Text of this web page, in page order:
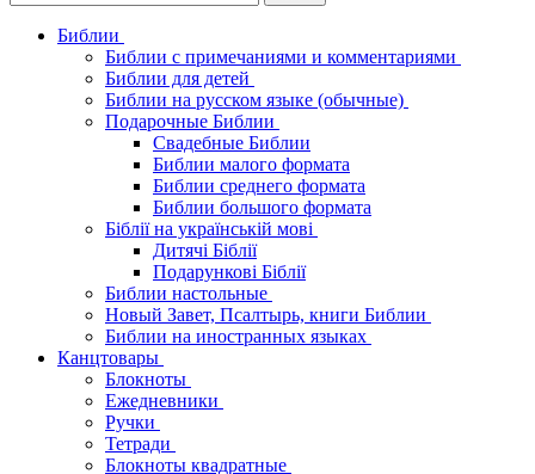
Библии
Библии с примечаниями и комментариями
Библии для детей
Библии на русском языке (обычные)
Подарочные Библии
Свадебные Библии
Библии малого формата
Библии среднего формата
Библии большого формата
Біблії на українській мові
Дитячі Біблії
Подарункові Біблії
Библии настольные
Новый Завет, Псалтырь, книги Библии
Библии на иностранных языках
Канцтовары
Блокноты
Ежедневники
Ручки
Тетради
Блокноты квадратные